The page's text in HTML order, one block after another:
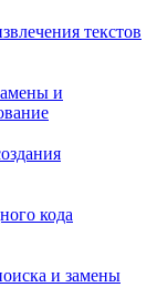
текстов
и
кода
и замены